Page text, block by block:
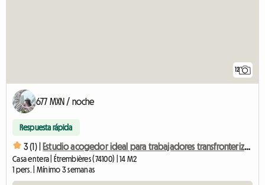
12
677 MXN / noche
Respuesta rápida
3 (1) | Estudio acogedor ideal para trabajadores transfronterizos de Ginebra
Casa entera | Étrembières (74100) | 14 M2
1 pers. | Mínimo 3 semanas